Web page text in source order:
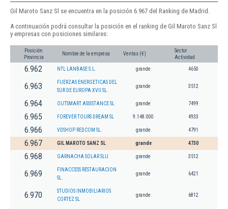
Gil Maroto Sanz Sl se encuentra en la posición 6.967 del Ranking de Madrid.
A continuación podrá consultar la posición en el ranking de Gil Maroto Sanz Sl
y empresas con posiciones similares:
Posición
Provincia
Nombre de la empresa Ventas (€)
Sector
Actividad
6.962 NTL LANBASE S.L. grande 4650
6.963
FUERZAS ENERGETICAS DEL
SUR DE EUROPA XVII SL.
grande 3512
6.964 OUTSMART ASSISTANCE SL grande 7499
6.965 FOREVER TOURS DREAM SL 9.148.000 4933
6.966 VDSHOP REDCOM SL. grande 4791
6.967 GIL MAROTO SANZ SL grande 4730
6.968 GARNACHA SOLAR SLU grande 3512
6.969
FINACCESS RESTAURACION
SL.
grande 6421
6.970
STUDIOS INMOBILIARIOS
CORTEZ SL
grande 6812